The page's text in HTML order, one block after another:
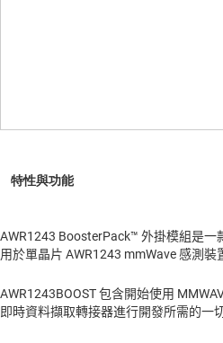
AWR1243 BoosterPack™ 外掛模組是
用於單晶片 AWR1243 mmWave 感測裝
AWR1243BOOST 包含開始使用
即時資料擷取轉接器進行開發所需的一切